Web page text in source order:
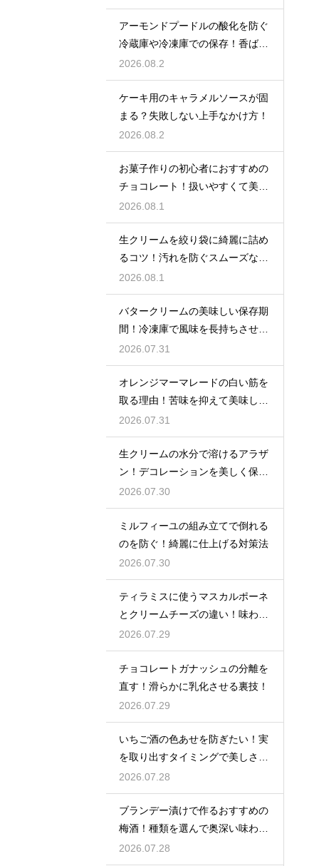
アーモンドプードルの酸化を防ぐ
冷蔵庫や冷凍庫での保存！香ばし
い風味を保ってお菓子を美味しく
する
2026.08.2
ケーキ用のキャラメルソースが固
まる？失敗しない上手なかけ方！
2026.08.2
お菓子作りの初心者におすすめの
チョコレート！扱いやすくて美味
しい種類を紹介
2026.08.1
生クリームを絞り袋に綺麗に詰め
るコツ！汚れを防ぐスムーズな入
れ方
2026.08.1
バタークリームの美味しい保存期
間！冷凍庫で風味を長持ちさせる
コツ
2026.07.31
オレンジマーマレードの白い筋を
取る理由！苦味を抑えて美味しい
ジャムに仕上げる
2026.07.31
生クリームの水分で溶けるアラザ
ン！デコレーションを美しく保つ
ための飾るタイミングとコツ
2026.07.30
ミルフィーユの組み立てで倒れる
のを防ぐ！綺麗に仕上げる対策法
2026.07.30
ティラミスに使うマスカルポーネ
とクリームチーズの違い！味わい
を比較
2026.07.29
チョコレートガナッシュの分離を
直す！滑らかに乳化させる裏技！
2026.07.29
いちご酒の色あせを防ぎたい！実
を取り出すタイミングで美しさを
保つ
2026.07.28
ブランデー漬けで作るおすすめの
梅酒！種類を選んで奥深い味わい
と香りを堪能する
2026.07.28